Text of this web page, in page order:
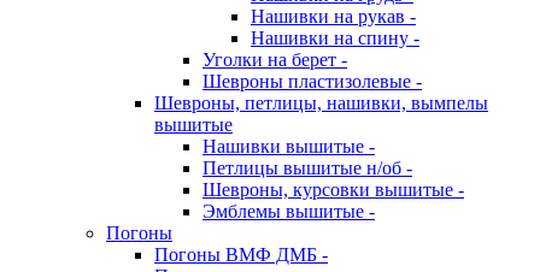
Нашивки на рукав -
Нашивки на спину -
Уголки на берет -
Шевроны пластизолевые -
Шевроны, петлицы, нашивки, вымпелы
вышитые
Нашивки вышитые -
Петлицы вышитые н/об -
Шевроны, курсовки вышитые -
Эмблемы вышитые -
Погоны
Погоны ВМФ ДМБ -